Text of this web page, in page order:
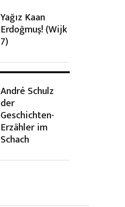
Yağız Kaan
Erdoğmuş! (Wijk
7)
André Schulz
der
Geschichten-
Erzähler im
Schach